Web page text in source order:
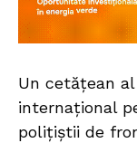
Un cetățean
internațional
polițiștii de